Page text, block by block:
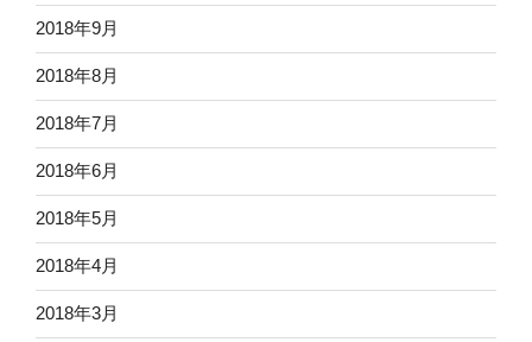
2018年9月
2018年8月
2018年7月
2018年6月
2018年5月
2018年4月
2018年3月